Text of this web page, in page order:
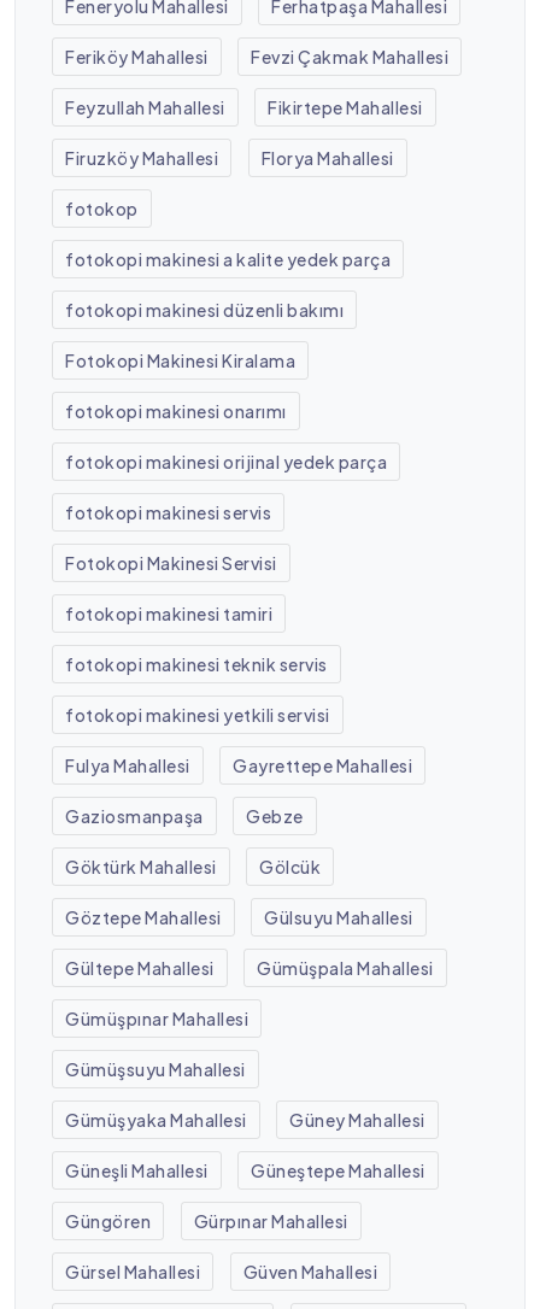
Feneryolu Mahallesi Ferhatpaşa Mahallesi
Feriköy Mahallesi Fevzi Çakmak Mahallesi
Feyzullah Mahallesi Fikirtepe Mahallesi
Firuzköy Mahallesi Florya Mahallesi
fotokop
fotokopi makinesi a kalite yedek parça
fotokopi makinesi düzenli bakımı
Fotokopi Makinesi Kiralama
fotokopi makinesi onarımı
fotokopi makinesi orijinal yedek parça
fotokopi makinesi servis
Fotokopi Makinesi Servisi
fotokopi makinesi tamiri
fotokopi makinesi teknik servis
fotokopi makinesi yetkili servisi
Fulya Mahallesi Gayrettepe Mahallesi
Gaziosmanpaşa Gebze
Göktürk Mahallesi Gölcük
Göztepe Mahallesi Gülsuyu Mahallesi
Gültepe Mahallesi Gümüşpala Mahallesi
Gümüşpınar Mahallesi
Gümüşsuyu Mahallesi
Gümüşyaka Mahallesi Güney Mahallesi
Güneşli Mahallesi Güneştepe Mahallesi
Güngören Gürpınar Mahallesi
Gürsel Mahallesi Güven Mahallesi